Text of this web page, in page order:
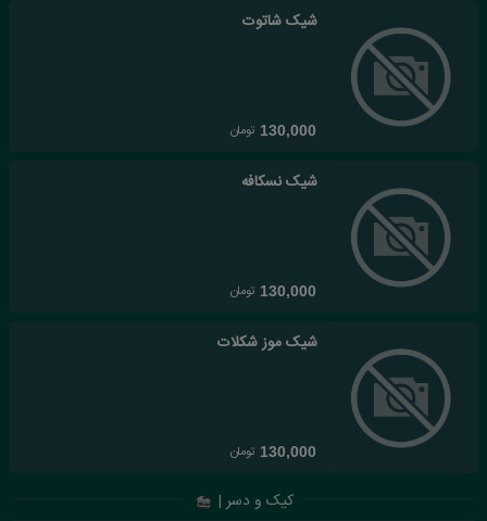
شیک شاتوت
130,000 تومان
شیک نسکافه
130,000 تومان
شیک موز شکلات
130,000 تومان
کیک و دسر |